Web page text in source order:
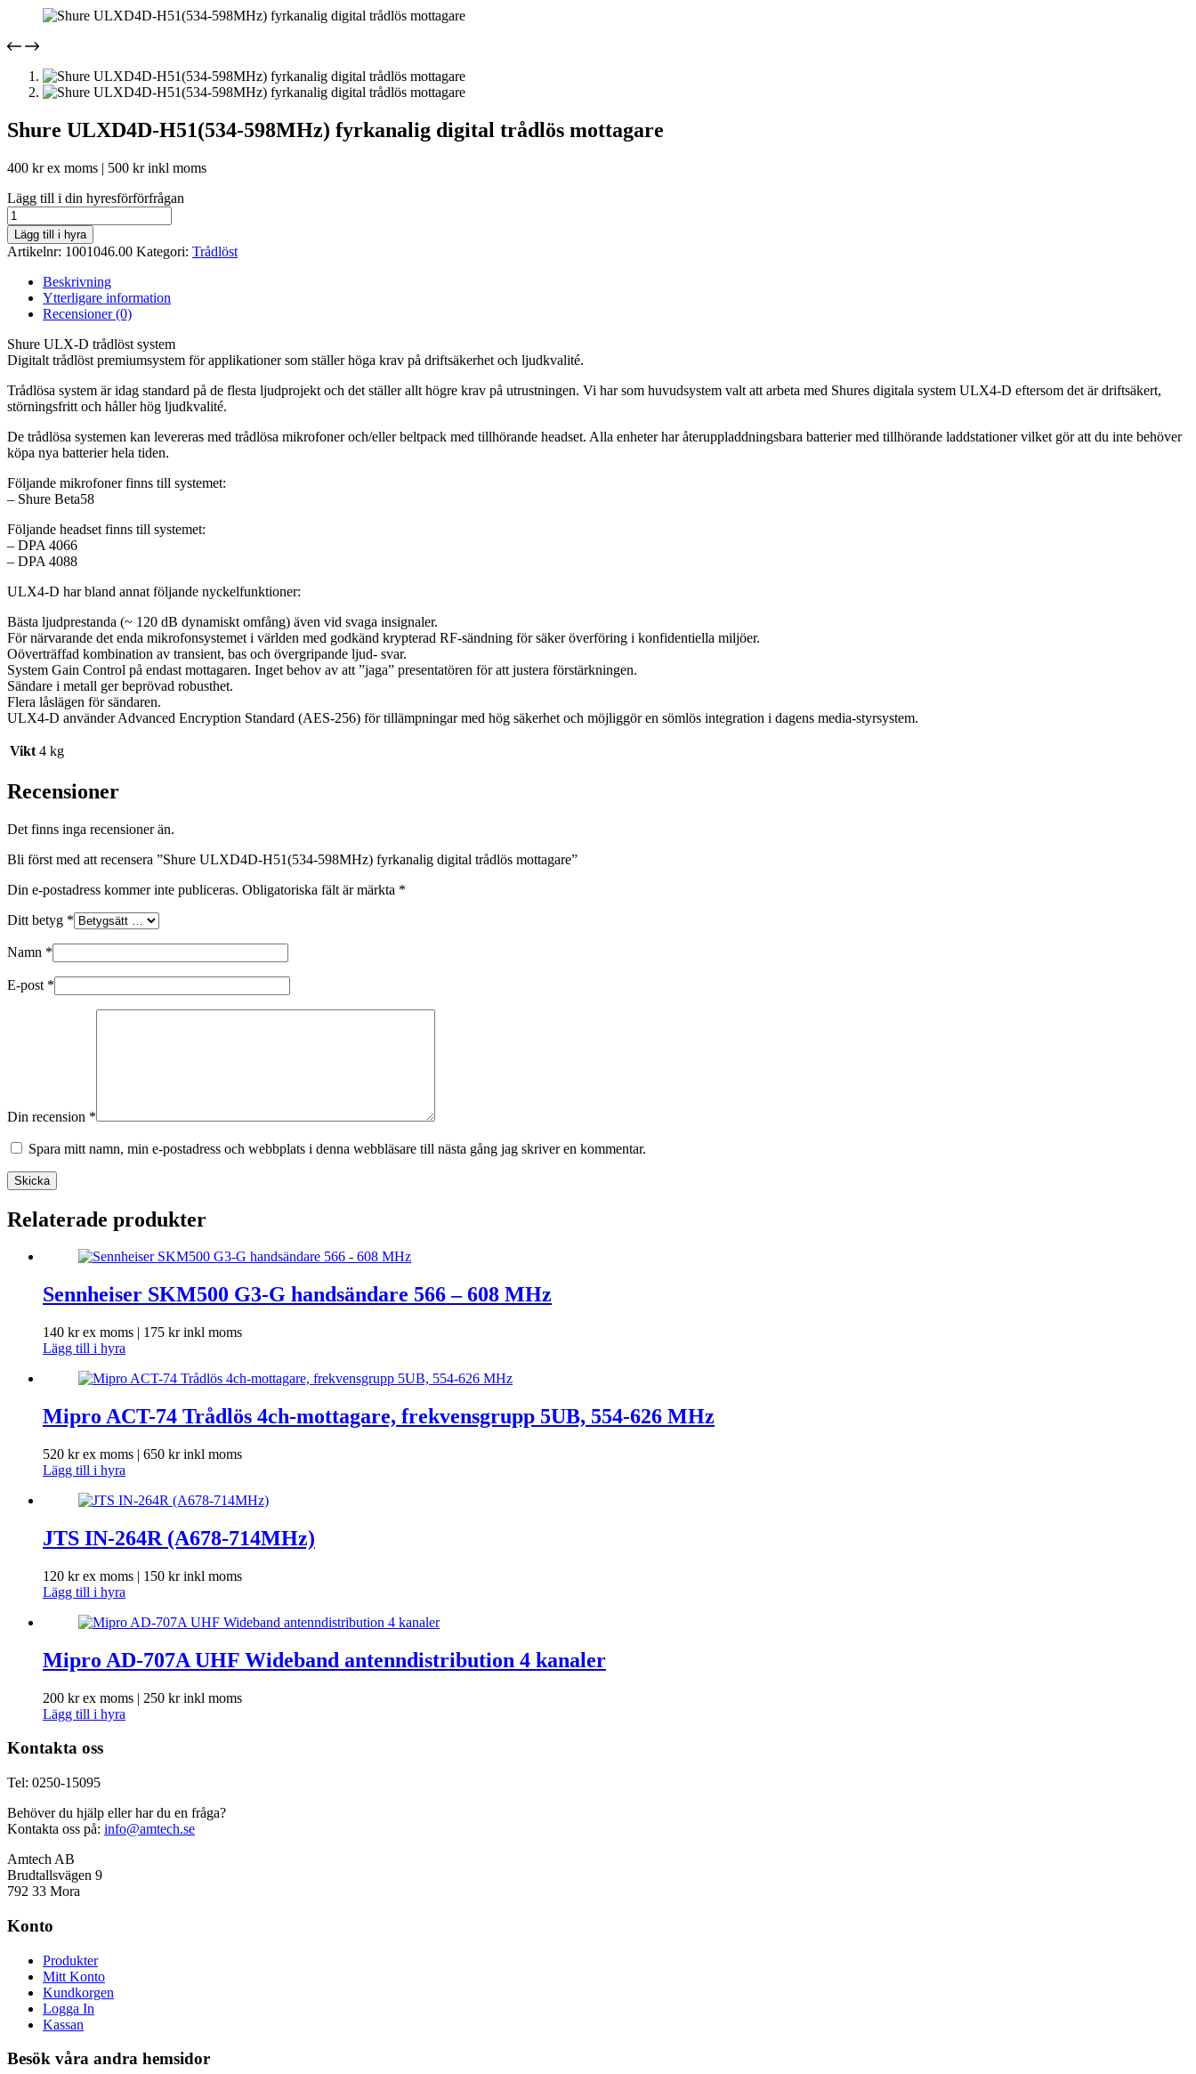
Shure ULXD4D-H51(534-598MHz) fyrkanalig digital trådlös mottagare
400 krex moms | 500 krinkl moms
Lägg till i din hyresförförfrågan
Shure
ULXD4D-
H51(534-
598MHz)
fyrkanalig
digital
trådlös
mottagare
mängd
Lägg till i hyra
Artikelnr: 1001046.00 Kategori: Trådlöst
Beskrivning
Ytterligare information
Recensioner (0)
Shure ULX-D trådlöst system
Digitalt trådlöst premiumsystem för applikationer som ställer höga krav på driftsäkerhet och ljudkvalité.
Trådlösa system är idag standard på de flesta ljudprojekt och det ställer allt högre krav på utrustningen. Vi har som huvudsystem valt att arbeta med Shures digitala system ULX4-D eftersom det är driftsäkert,
störningsfritt och håller hög ljudkvalité.
De trådlösa systemen kan levereras med trådlösa mikrofoner och/eller beltpack med tillhörande headset. Alla enheter har återuppladdningsbara batterier med tillhörande laddstationer vilket gör att du inte behöver
köpa nya batterier hela tiden.
Följande mikrofoner finns till systemet:
– Shure Beta58
Följande headset finns till systemet:
– DPA 4066
– DPA 4088
ULX4-D har bland annat följande nyckelfunktioner:
Bästa ljudprestanda (~ 120 dB dynamiskt omfång) även vid svaga insignaler.
För närvarande det enda mikrofonsystemet i världen med godkänd krypterad RF-sändning för säker överföring i konfidentiella miljöer.
Oöverträffad kombination av transient, bas och övergripande ljud- svar.
System Gain Control på endast mottagaren. Inget behov av att ”jaga” presentatören för att justera förstärkningen.
Sändare i metall ger beprövad robusthet.
Flera låslägen för sändaren.
ULX4-D använder Advanced Encryption Standard (AES-256) för tillämpningar med hög säkerhet och möjliggör en sömlös integration i dagens media-styrsystem.
Vikt 4 kg
Recensioner
Det finns inga recensioner än.
Bli först med att recensera ”Shure ULXD4D-H51(534-598MHz) fyrkanalig digital trådlös mottagare”
Din e-postadress kommer inte publiceras. Obligatoriska fält är märkta *
Ditt betyg *
Namn *
E-post *
Din recension *
Spara mitt namn, min e-postadress och webbplats i denna webbläsare till nästa gång jag skriver en kommentar.
Skicka
Relaterade produkter
Sennheiser SKM500 G3-G handsändare 566 – 608 MHz
140 krex moms | 175 krinkl moms
Lägg till i hyra
Mipro ACT-74 Trådlös 4ch-mottagare, frekvensgrupp 5UB, 554-626 MHz
520 krex moms | 650 krinkl moms
Lägg till i hyra
JTS IN-264R (A678-714MHz)
120 krex moms | 150 krinkl moms
Lägg till i hyra
Mipro AD-707A UHF Wideband antenndistribution 4 kanaler
200 krex moms | 250 krinkl moms
Lägg till i hyra
Kontakta oss
Tel: 0250-15095
Behöver du hjälp eller har du en fråga?
Kontakta oss på: info@amtech.se
Amtech AB
Brudtallsvägen 9
792 33 Mora
Konto
Produkter
Mitt Konto
Kundkorgen
Logga In
Kassan
Besök våra andra hemsidor